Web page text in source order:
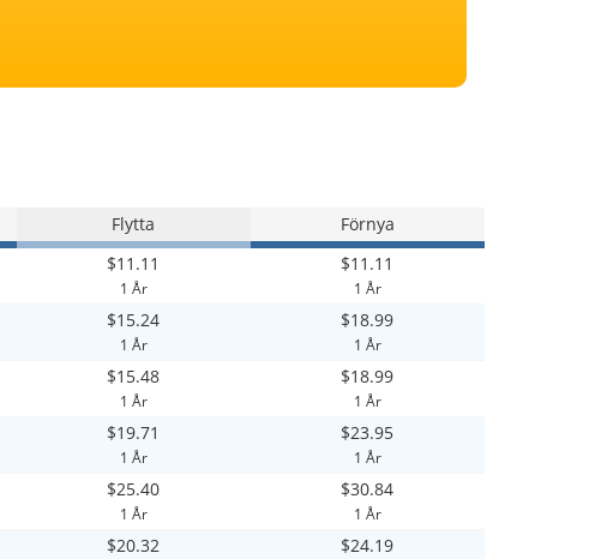
Flytta Förnya
$11.11
1 År
$11.11
1 År
$15.24
1 År
$18.99
1 År
$15.48
1 År
$18.99
1 År
$19.71
1 År
$23.95
1 År
$25.40
1 År
$30.84
1 År
$20.32 $24.19